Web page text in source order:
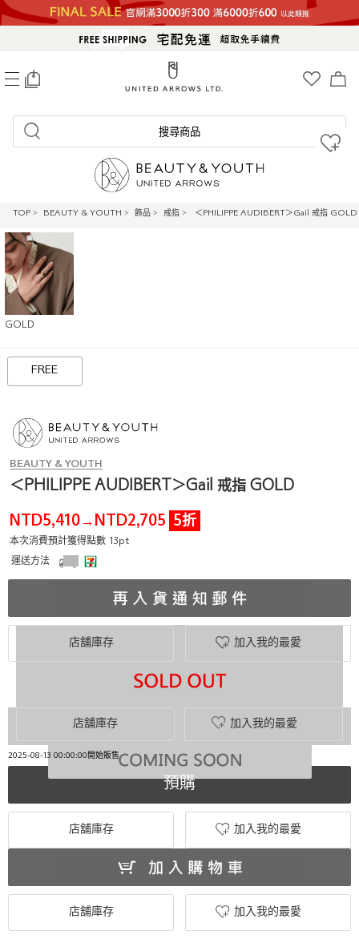
搜尋商品
TOP > BEAUTY & YOUTH > 飾品 > 戒指 > ＜PHILIPPE AUDIBERT＞Gail 戒指 GOLD
GOLD
FREE
BEAUTY & YOUTH
＜PHILIPPE AUDIBERT＞Gail 戒指 GOLD
NTD5,410→ NTD2,705 5折
本次消費預計獲得點數 13pt
運送方法
加入我的最愛
店舖庫存
店舖庫存 加入我的最愛
2025-08-13 00:00:00開始販售
預購
店舖庫存 加入我的最愛
店舖庫存 加入我的最愛